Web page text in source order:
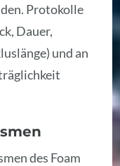
Protokolle
Dauer,
und an
des Foam